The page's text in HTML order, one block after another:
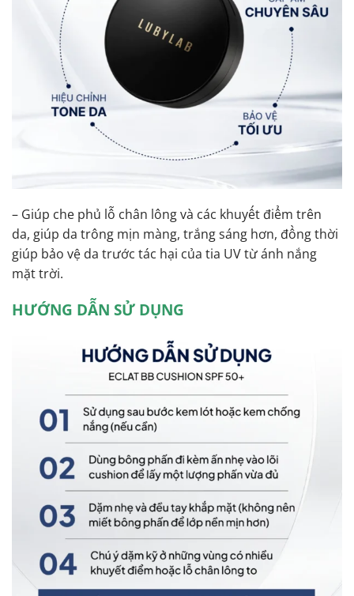
– Giúp che phủ lỗ chân lông và các khuyết điểm trên
da, giúp da trông mịn màng, trắng sáng hơn, đồng thời
giúp bảo vệ da trước tác hại của tia UV từ ánh nắng
mặt trời.
HƯỚNG DẪN SỬ DỤNG